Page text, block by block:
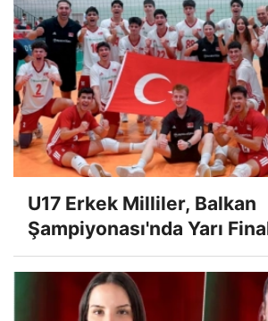
U17 Erkek Milliler, Balkan
Şampiyonası'nda Yarı